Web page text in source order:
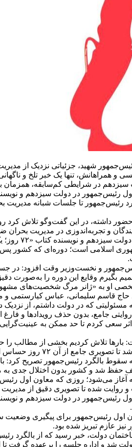
شهید، جزئیاتی نزدیک از
و همراهانش، تنها یک خبر تلخ و
در شرایطی کم‌سابقه، همزمان
و تجربه‌اندوزی در مدیریت
معاون
اسلامی است؛ دوره‌ای که کشور پس
مشابه دهه ۶۰ و شهادت رئیس‌جمهور و
بگیرم وقایع این دوره را به‌صورت
او به «ژانر مرگ شخصیت‌های
کیارستمی و محمدعلی نجفی. به گفته او، کتاب «۷۲
که در دولت داشتم، از
جامع، بدون حذف رویدادها و
در نگارش این اثر سعی کردم تا حد ممکن به
۷۴۲ صفحه‌ای کتاب گفت: بارها تلاش کردیم
از آن ۷۲ روز حساس ارائه کند.
سقوط بالگرد رئیس‌جمهور تصریح کرد:
شد و کشور بدون اختلال جدی به
آغاز می‌شود؛ روزی که معاون اول
شده تا تصویری دقیق از مدیریت
اول رئیس‌جمهور برای پیگیری
عازم تبریز شده بود.
دولت، خبر رسید که از بالگرد
شد و اداره جلسه را برعهده گرفت تا